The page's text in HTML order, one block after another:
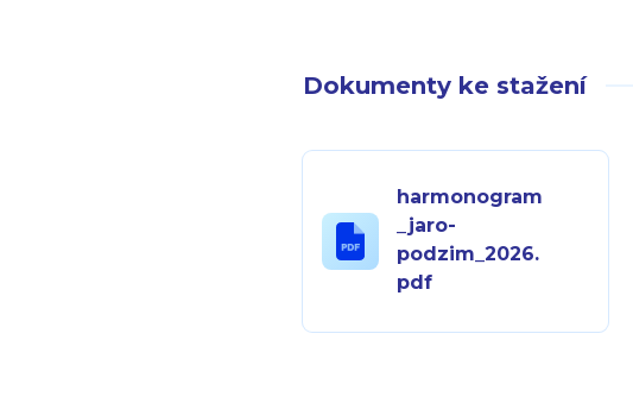
Dokumenty ke stažení
harmonogram
_jaro-
podzim_2026.
pdf